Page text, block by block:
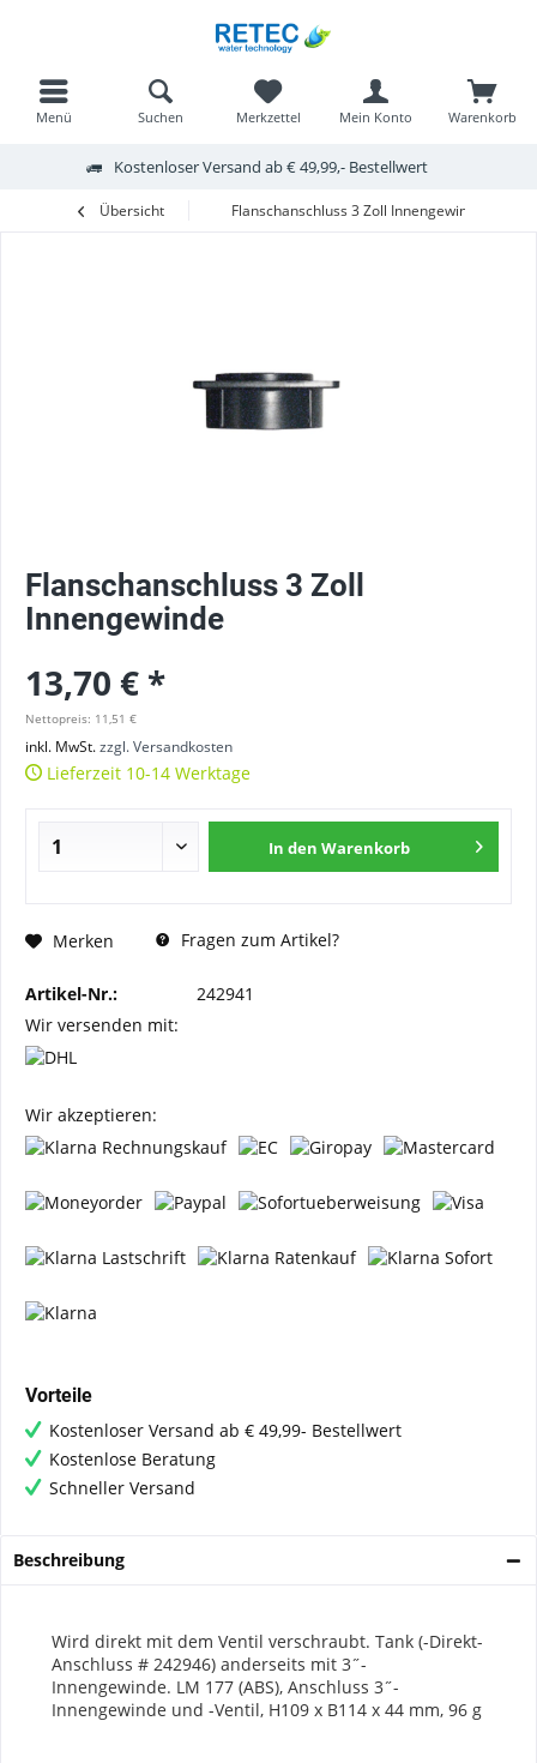
Kostenloser Versand ab € 49,99,- Bestellwert
Menü Warenkorb
Merkzettel Mein Konto
Suchen
Übersicht Flanschanschluss 3 Zoll Innengewinde
Flanschanschluss 3 Zoll
Innengewinde
13,70 € *
Nettopreis: 11,51 €
inkl. MwSt.zzgl. Versandkosten
Lieferzeit 10-14 Werktage
In den Warenkorb
Merken Fragen zum Artikel?
Artikel-Nr.:
242941
Wir versenden mit:
Wir akzeptieren:
Vorteile
Kostenloser Versand ab € 49,99- Bestellwert
Kostenlose Beratung
Schneller Versand
Beschreibung
Wird direkt mit dem Ventil verschraubt. Tank (-Direkt-
Anschluss # 242946) anderseits mit 3˝-
Innengewinde. LM 177 (ABS), Anschluss 3˝-
Innengewinde und -Ventil, H109 x B114 x 44 mm, 96 g